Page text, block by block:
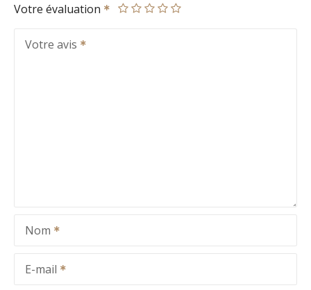
Votre évaluation
Votre avis
Nom
E-mail